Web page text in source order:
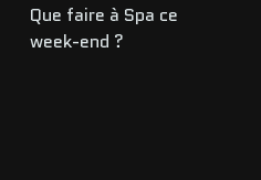
Que faire à Spa ce
week-end ?